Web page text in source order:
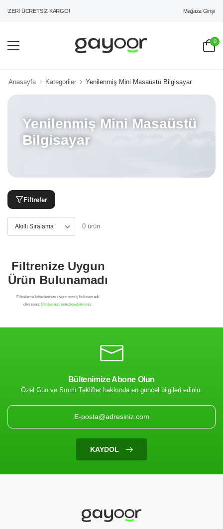
ÜCRETSİZ KARGO! Mağaza Girişi
0
Anasayfa Kategoriler Yenilenmiş Mini Masaüstü Bilgisayar
Yenilenmiş Mini Masaüstü
Bilgisayar
Filtreler
0 ürün
Filtrenize Uygun
Ürün Bulunamadı
filtrelerinizi temizleyebilirsiniz.
Bültenimize Abone Olun
Özel Gün ve Sınırlı Teklifler hakkında en güncel bilgileri edinin.
KAYDOL